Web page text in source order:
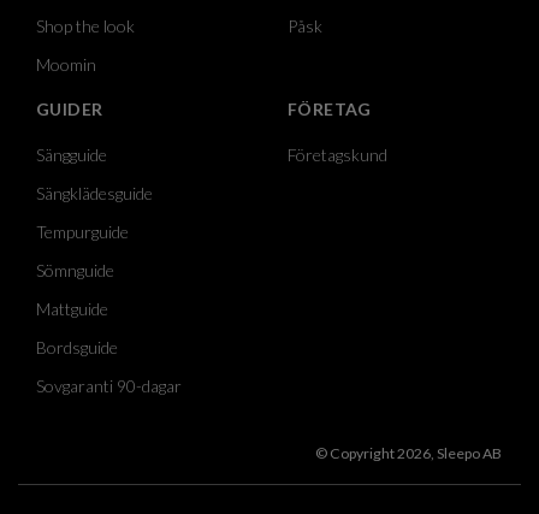
Shop the look
Moomin
Påsk
GUIDER
Sängguide
Sängklädesguide
Tempurguide
Sömnguide
Mattguide
Bordsguide
Sovgaranti 90-dagar
FÖRETAG
Företagskund
© Copyright 2026, Sleepo AB